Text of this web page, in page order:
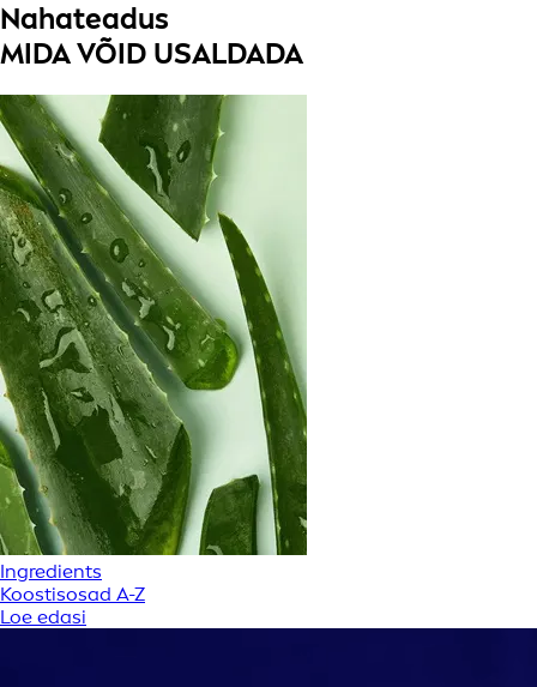
Nahateadus
MIDA VÕID USALDADA
Ingredients
Koostisosad A-Z
Loe edasi